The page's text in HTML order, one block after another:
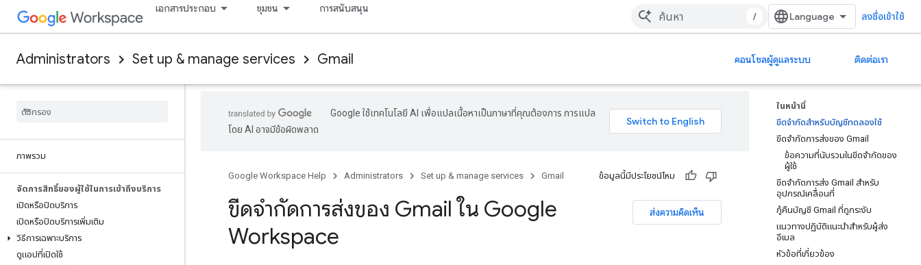
เอกสารประกอบ ชุมชน การสนับสนุน
/ ลงชื่อเข้าใช้
Administrators Set up & manage services Gmail คอนโซลผู้ดูแลระบบ ติดต่อเรา
ภาพรวม
จัดการสิทธิ์ของผู้ใช้ในการเข้าถึงบริการ
เปิดหรือปิดบริการ
เปิดหรือปิดบริการเพิ่มเติม
วิธีการเฉพาะบริการ
ดูแอปที่เปิดใช้
ในหน้านี้
ขีดจำกัดสำหรับบัญชีทดลองใช้
ขีดจำกัดการส่งของ Gmail
ข้อความที่นับรวมในขีดจำกัดของ
ผู้ใช้
ขีดจำกัดการส่ง Gmail สำหรับ
อุปกรณ์เคลื่อนที่
กู้คืนบัญชี Gmail ที่ถูกระงับ
แนวทางปฏิบัติแนะนำสำหรับผู้ส่ง
อีเมล
หัวข้อที่เกี่ยวข้อง
Google ใช้เทคโนโลยี AI เพื่อแปลเนื้อหาเป็นภาษาที่คุณต้องการ การแปล
โดย AI อาจมีข้อผิดพลาด
Google Workspace Help Administrators Set up & manage services Gmail ข้อมูลนี้มีประโยชน์ไหม
ส่งความคิดเห็น
ขีดจำกัดการส่งของ Gmail ใน Google
Workspace